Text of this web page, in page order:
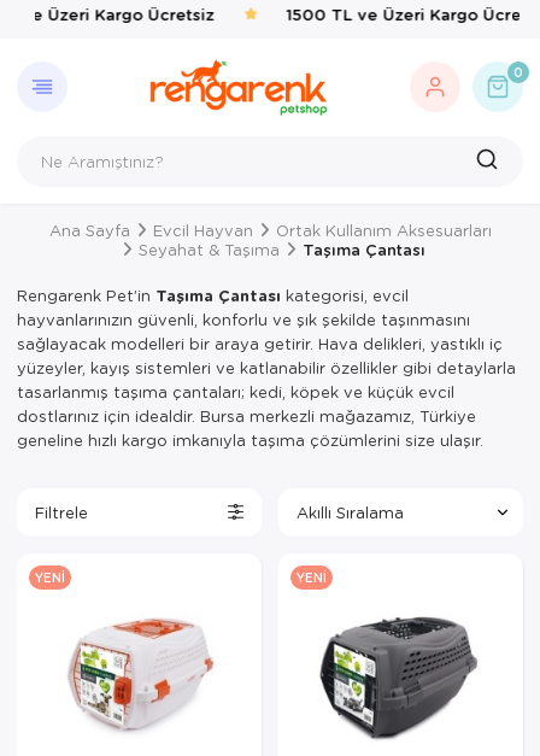
ve Üzeri Kargo Ücretsiz 1500 TL ve Üzeri Kargo
0
GERI DÖN
Kedi
KEDI
Kedi Taşıma
Kedi Kumları
Kedi
Kedi
Kedi
KÖPEK
Kedi
Köpek
Köpek
Köpek
Köpek
KUŞ
Kafes & Yuva
Yem & Kraker
Evcil Hayvan
EVCIL
Kedi Mama &
BALIK
Balık Yemleri
Kaplumbağa
Yemler & Ek
Kemirgen
Bakım &
Çevre
ÇEVRE
Haşere
Ana Sayfa Evcil Hayvan
Ortak Kullanım Aksesuarları
Seyahat & Taşıma
Taşıma Çantası
Rengarenk Pet’in Taşıma Çantası kategorisi, evcil
hayvanlarınızın güvenli, konforlu ve şık şekilde taşınmasını
sağlayacak modelleri bir araya getirir. Hava delikleri, yastıklı iç
yüzeyler, kayış sistemleri ve katlanabilir özellikler gibi detaylarla
tasarlanmış taşıma çantaları; kedi, köpek ve küçük evcil
dostlarınız için idealdir. Bursa merkezli mağazamız, Türkiye
geneline hızlı kargo imkanıyla taşıma çözümlerini size ulaşır.
Filtrele
YENI YENI